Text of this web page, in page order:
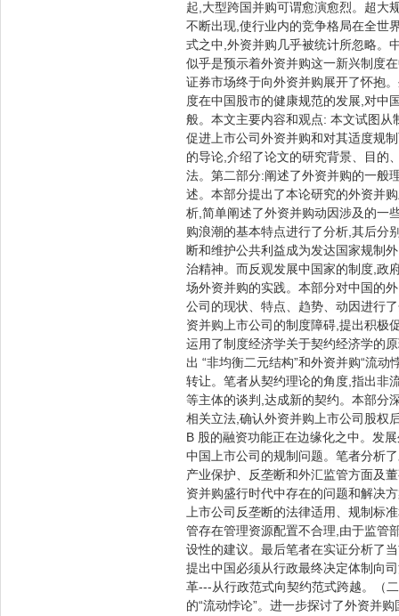
起,大型跨国并购可谓愈演愈烈。超大
不断出现,使行业内的竞争格局在全世
式之中,外资并购几乎被统计所忽略。
似乎是预示着外资并购这一新兴制度
证券市场终于向外资并购展开了怀抱
度在中国股市的健康规范的发展,对中
般。本文主要内容和观点: 本文试图
促进上市公司外资并购和对其适度规
的导论,介绍了论文的研究背景、目的
法。第二部分:阐述了外资并购的一般
述。本部分提出了本论研究的外资并
析,简单阐述了外资并购动因涉及的一
购浪潮的基本特点进行了分析,其后分
断和维护公共利益成为发达国家规制
治精神。而反观发展中国家的制度,政
场外资并购的实践。本部分对中国的
公司的现状、特点、趋势、动因进行
资并购上市公司的制度障碍,提出积极
运用了制度经济学关于契约经济学的
出 “非均衡二元结构”和外资并购“流
转让。笔者从契约理论的角度,指出非
等主体的谈判,达成新的契约。本部分
相关立法,确认外资并购上市公司股权
B 股的融资功能正在边缘化之中。发
中国上市公司的规制问题。笔者分析
产业保护、反垄断和外汇监管方面及
资并购盛行时代中存在的问题和解决
上市公司反垄断的法律适用、规制标
管存在管理资源配置不合理,由于监管
设性的建议。最后笔者在实证分析了
提出中国必须从行政最终决定体制向
革---从行政范式向契约范式跨越。（
的“流动悖论”。进一步探讨了外资并